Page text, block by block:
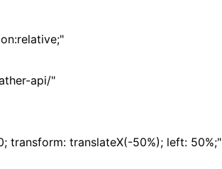
api/"
transform: translateX(-50%); left: 50%;"